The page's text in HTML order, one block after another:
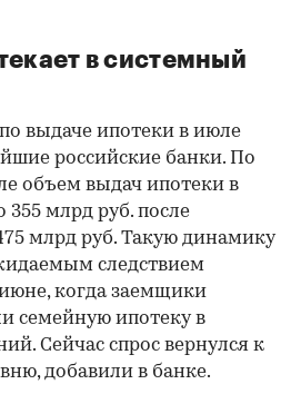
в системный
выдаче ипотеки в июле
российские банки. По
объем выдач ипотеки в
355 млрд руб. после
млрд руб. Такую динамику
следствием
когда заемщики
семейную ипотеку в
Сейчас спрос вернулся к
добавили в банке.